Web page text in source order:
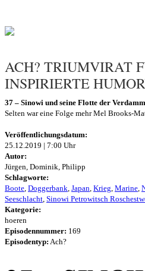
ACH? TRIUMVIRAT
INSPIRIERTE
37 – Sinowi und seine Flotte der
Selten war eine Folge mehr Mel Brooks-
Veröffentlichungsdatum:
25.12.2019 | 7:00 Uhr
Autor:
Jürgen, Dominik, Philipp
Schlagworte:
Boote, Doggerbank, Japan, Krieg, Marine,
Seeschlacht, Sinowi Petrowitsch
Kategorie:
hoeren
Episodennummer: 169
Episodentyp: Ach?